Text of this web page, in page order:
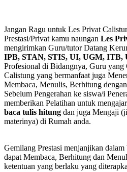
Jangan Ragu untuk Les Privat
Prestasi/Privat kamu naungan Les
mengirimkan Guru/tutor Datang
IPB, STAN, STIS, UI, UGM, ITB,
Profesional di Bidangnya, Guru yang
Calistung yang bermanfaat juga
Membaca, Menulis, Berhitung
Sebelum Pengerahan ke siswa/i
memberikan Pelatihan untuk
baca tulis hitung dan juga Mengaji
materinya) di Rumah anda.
Gemilang Prestasi menjanjikan
dapat Membaca, Berhitung dan
ketentuan yang berlaku yang